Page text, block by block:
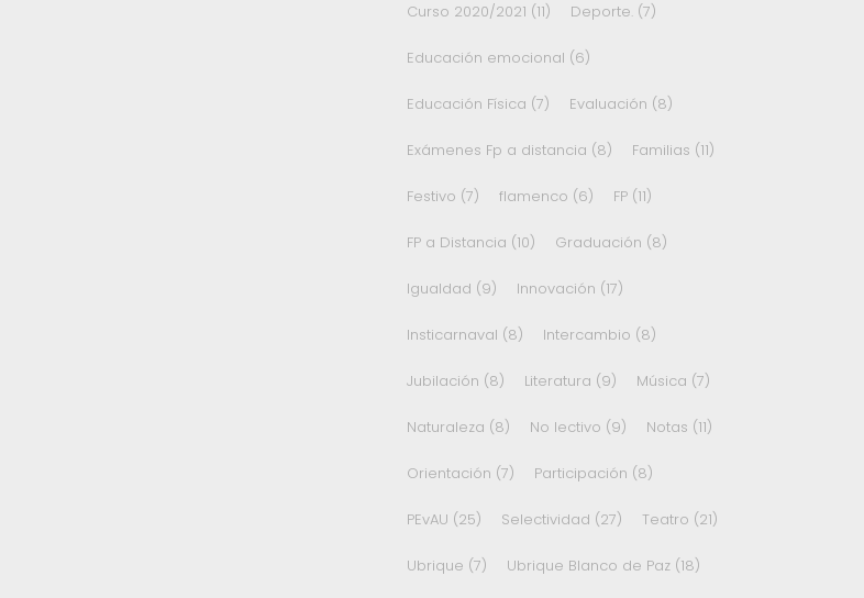
Curso 2020/2021 (11) Deporte.(7)
Educación emocional (6)
Educación Física (7) Evaluación (8)
Exámenes Fp a distancia (8) Familias (11)
Festivo (7) flamenco (6) FP(11)
FP a Distancia (10) Graduación (8)
Igualdad (9) Innovación (17)
Insticarnaval (8) Intercambio (8)
Jubilación (8) Literatura (9) Música (7)
Naturaleza (8) No lectivo (9) Notas (11)
Orientación (7) Participación (8)
PEvAU (25) Selectividad (27) Teatro (21)
Ubrique (7) Ubrique Blanco de Paz(18)